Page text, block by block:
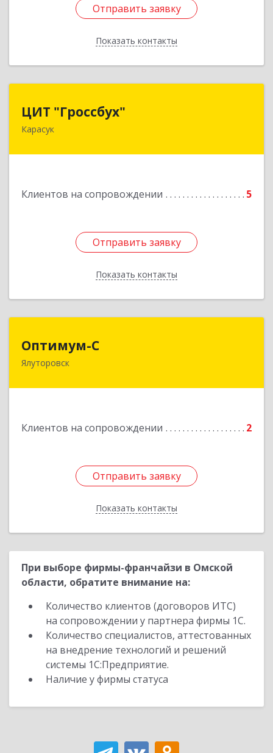
Отправить заявку
Показать контакты
Отправить заявку
Назад
ЦИТ "Гроссбух"
Карасук
Клиентов на сопровождении 5
Отправить заявку
Показать контакты
632861, Новосибирская обл, Карасукский р-н,
Отправить заявку
Назад
Оптимум-С
Ялуторовск
Клиентов на сопровождении 2
Отправить заявку
Показать контакты
Отправить заявку
Назад
При выборе фирмы-франчайзи в Омской
области, обратите внимание на:
Количество клиентов (договоров ИТС)
на сопровождении у партнера фирмы 1С.
Количество специалистов, аттестованных
на внедрение технологий и решений
системы 1С:Предприятие.
Наличие у фирмы статуса